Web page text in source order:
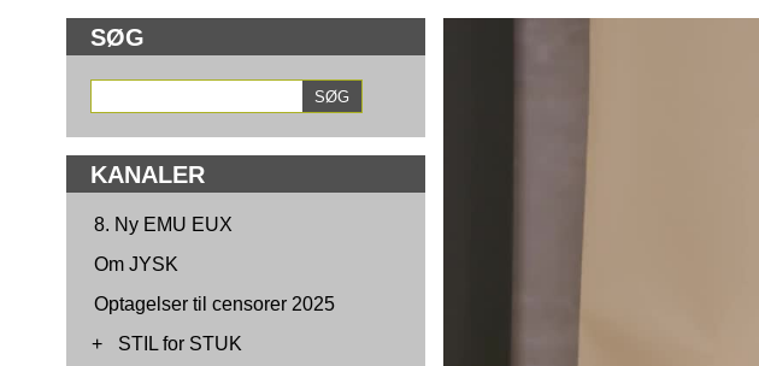
SØG
KANALER
8. Ny EMU EUX
Om JYSK
Optagelser til censorer 2025
+
STIL for STUK